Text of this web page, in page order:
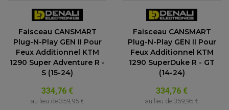
Faisceau CANSMART
Plug-N-Play GEN II Pour
Feux Additionnel KTM
1290 Super Adventure R -
S (15-24)
334,76 €
au lieu de 359,95 €
Faisceau CANSMART
Plug-N-Play GEN II Pour
Feux Additionnel KTM
1290 SuperDuke R - GT
(14-24)
334,76 €
au lieu de 359,95 €